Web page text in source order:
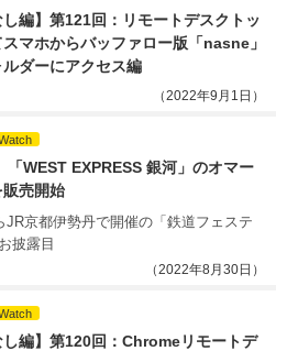
し編】第121回：リモートデスクトッ
マホからバッファロー版「nasne」
ダーにアクセス編
（2022年9月1日）
「WEST EXPRESS 銀河」のオマー
売開始
JR京都伊勢丹で開催の「鉄道フェステ
披露目
（2022年8月30日）
し編】第120回：Chromeリモートデ